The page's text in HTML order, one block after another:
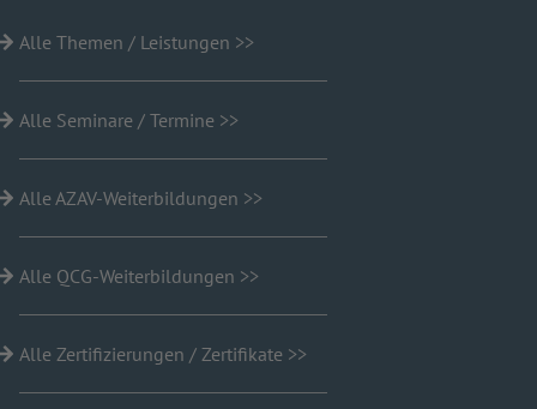
Alle Themen / Leistungen >>
Alle Seminare / Termine >>
Alle AZAV-Weiterbildungen >>
Alle QCG-Weiterbildungen >>
Alle Zertifizierungen / Zertifikate >>